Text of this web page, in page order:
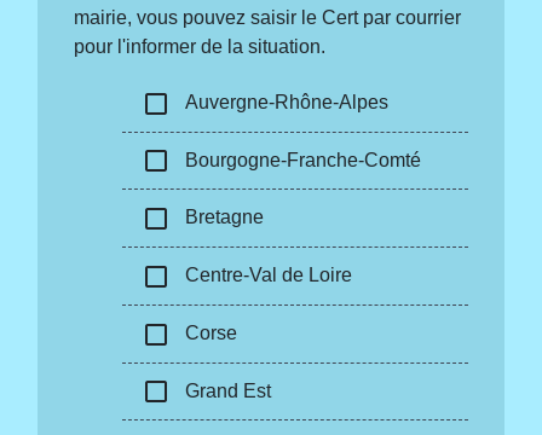
mairie, vous pouvez saisir le Cert par courrier
pour l'informer de la situation.
check_box_outline_blank Auvergne-Rhône-Alpes
check_box_outline_blank Bourgogne-Franche-Comté
check_box_outline_blank Bretagne
check_box_outline_blank Centre-Val de Loire
check_box_outline_blank Corse
check_box_outline_blank Grand Est